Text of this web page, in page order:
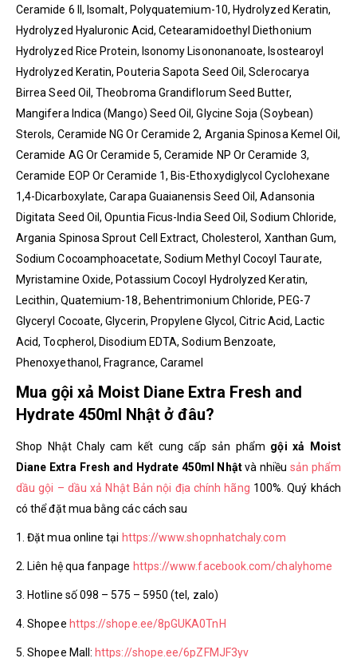
Ceramide 6 II, Isomalt, Polyquatemium-10, Hydrolyzed Keratin,
Hydrolyzed Hyaluronic Acid, Cetearamidoethyl Diethonium
Hydrolyzed Rice Protein, Isonomy Lisononanoate, Isostearoyl
Hydrolyzed Keratin, Pouteria Sapota Seed Oil, Sclerocarya
Birrea Seed Oil, Theobroma Grandiflorum Seed Butter,
Mangifera Indica (Mango) Seed Oil, Glycine Soja (Soybean)
Sterols, Ceramide NG Or Ceramide 2, Argania Spinosa Kemel Oil,
Ceramide AG Or Ceramide 5, Ceramide NP Or Ceramide 3,
Ceramide EOP Or Ceramide 1, Bis-Ethoxydiglycol Cyclohexane
1,4-Dicarboxylate, Carapa Guaianensis Seed Oil, Adansonia
Digitata Seed Oil, Opuntia Ficus-India Seed Oil, Sodium Chloride,
Argania Spinosa Sprout Cell Extract, Cholesterol, Xanthan Gum,
Sodium Cocoamphoacetate, Sodium Methyl Cocoyl Taurate,
Myristamine Oxide, Potassium Cocoyl Hydrolyzed Keratin,
Lecithin, Quatemium-18, Behentrimonium Chloride, PEG-7
Glyceryl Cocoate, Glycerin, Propylene Glycol, Citric Acid, Lactic
Acid, Tocpherol, Disodium EDTA, Sodium Benzoate,
Phenoxyethanol, Fragrance, Caramel
Mua gội xả Moist Diane Extra Fresh and
Hydrate 450ml Nhật ở đâu?
Shop Nhật Chaly cam kết cung cấp sản phẩm gội xả Moist
Diane Extra Fresh and Hydrate 450ml Nhậtvà nhiều sản phẩm
dầu gội – dầu xả Nhật Bản nội địa chính hãng 100%. Quý khách
có thể đặt mua bằng các cách sau
1. Đặt mua online tại https://www.shopnhatchaly.com
2. Liên hệ qua fanpage https://www.facebook.com/chalyhome
3. Hotline số 098 – 575 – 5950 (tel, zalo)
4. Shopee https://shope.ee/8pGUKA0TnH
5. Shopee Mall: https://shope.ee/6pZFMJF3yv